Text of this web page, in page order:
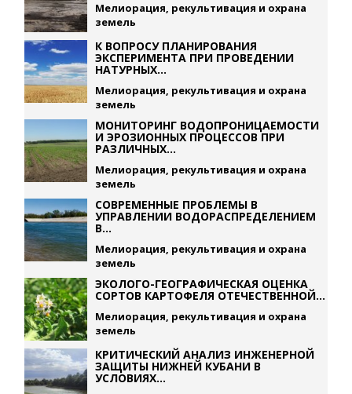
Мелиорация, рекультивация и охрана
земель
К ВОПРОСУ ПЛАНИРОВАНИЯ
ЭКСПЕРИМЕНТА ПРИ ПРОВЕДЕНИИ
НАТУРНЫХ...
Мелиорация, рекультивация и охрана
земель
МОНИТОРИНГ ВОДОПРОНИЦАЕМОСТИ
И ЭРОЗИОННЫХ ПРОЦЕССОВ ПРИ
РАЗЛИЧНЫХ...
Мелиорация, рекультивация и охрана
земель
СОВРЕМЕННЫЕ ПРОБЛЕМЫ В
УПРАВЛЕНИИ ВОДОРАСПРЕДЕЛЕНИЕМ
В...
Мелиорация, рекультивация и охрана
земель
ЭКОЛОГО-ГЕОГРАФИЧЕСКАЯ ОЦЕНКА
СОРТОВ КАРТОФЕЛЯ ОТЕЧЕСТВЕННОЙ...
Мелиорация, рекультивация и охрана
земель
КРИТИЧЕСКИЙ АНАЛИЗ ИНЖЕНЕРНОЙ
ЗАЩИТЫ НИЖНЕЙ КУБАНИ В
УСЛОВИЯХ...